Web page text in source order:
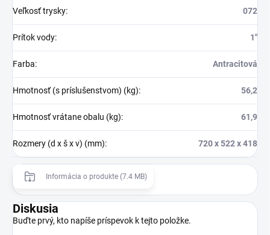
Veľkosť trysky: 072
Prítok vody: 1″
Farba: Antracitová
Hmotnosť (s príslušenstvom) (kg): 56,2
Hmotnosť vrátane obalu (kg): 61,9
Rozmery (d x š x v) (mm): 720 x 522 x 418
Informácia o produkte (7.4 MB)
Diskusia
Buďte prvý, kto napíše príspevok k tejto položke.